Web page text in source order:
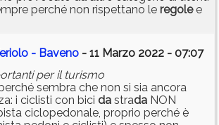
perché non rispettano le regolee
- Baveno - 11 Marzo 2022 - 07:07
per il turismo
sembra che non si sia ancora
i ciclisti con bici da strada NON
ciclopedonale, proprio perché è